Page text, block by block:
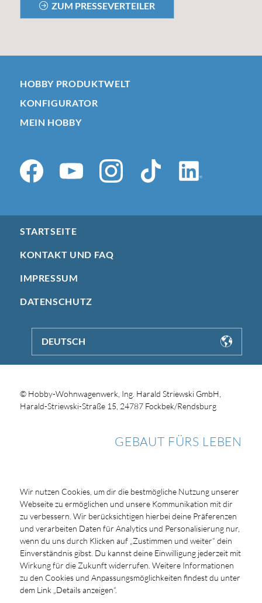
ZUM PRESSEVERTEILER
HOBBY PRODUKTWELT
KONFIGURATOR
MEIN HOBBY
STARTSEITE
KONTAKT UND FAQ
IMPRESSUM
DATENSCHUTZ
DEUTSCH
© Hobby-Wohnwagenwerk, Ing. Harald Striewski GmbH,
Harald-Striewski-Straße 15, 24787 Fockbek/Rendsburg
GEBAUT FÜRS LEBEN
Wir nutzen Cookies, um dir die bestmögliche Nutzung unserer
Webseite zu ermöglichen und unsere Kommunikation mit dir
zu verbessern. Wir berücksichtigen hierbei deine Präferenzen
und verarbeiten Daten für Analytics und Personalisierung nur,
wenn du uns durch Klicken auf „Zustimmen und weiter“ dein
Einverständnis gibst. Du kannst deine Einwilligung jederzeit mit
Wirkung für die Zukunft widerrufen. Weitere Informationen
zu den Cookies und Anpassungsmöglichkeiten findest du unter
dem Link „Details anzeigen“.